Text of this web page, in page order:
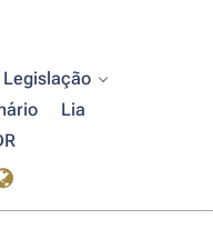
Legislação
Lia